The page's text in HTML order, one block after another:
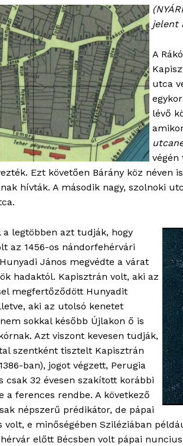
blogSZOLNOK
szubjektív
élményportál
jelent
A
utca
lévő
végén
Ezt követően Bárány köz néven
hívták. A második nagy, szolnoki
a legtöbben azt tudják, hogy
az 1456-os nándorfehérvári
János megvédte a várat
hadaktól. Kapisztrán volt, aki az
megfertőződött Hunyadit
aki az utolsó kenetet
sokkal később Újlakon ő is
Azt viszont kevesen tudják,
szentként tisztelt Kapisztrán
ban), jogot végzett, Perugia
csak 32 évesen szakított korábbi
a ferences rendbe. A következő
népszerű prédikátor, de pápai
volt, e minőségében Sziléziában
előtt Bécsben volt pápai